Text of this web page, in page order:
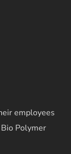
employees
Bio Polymer